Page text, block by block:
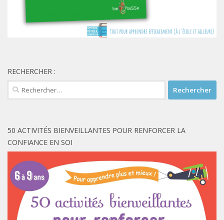
RECHERCHER :
Rechercher :
50 ACTIVITÉS BIENVEILLANTES POUR RENFORCER LA
CONFIANCE EN SOI